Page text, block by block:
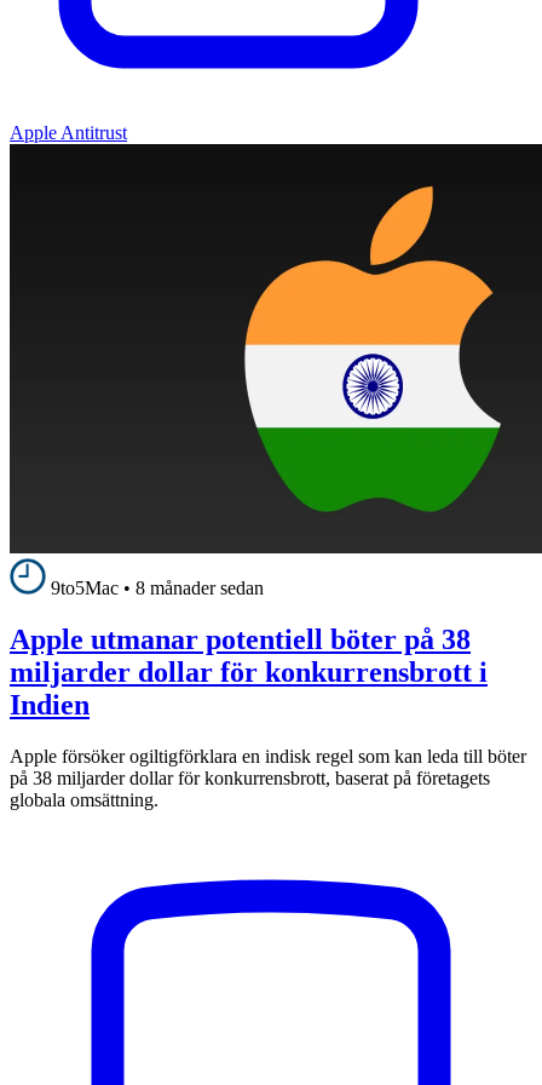
Apple Antitrust
9to5Mac • 8 månader sedan
Apple utmanar potentiell böter på 38
miljarder dollar för konkurrensbrott i
Indien
Apple försöker ogiltigförklara en indisk regel som kan leda till böter
på 38 miljarder dollar för konkurrensbrott, baserat på företagets
globala omsättning.